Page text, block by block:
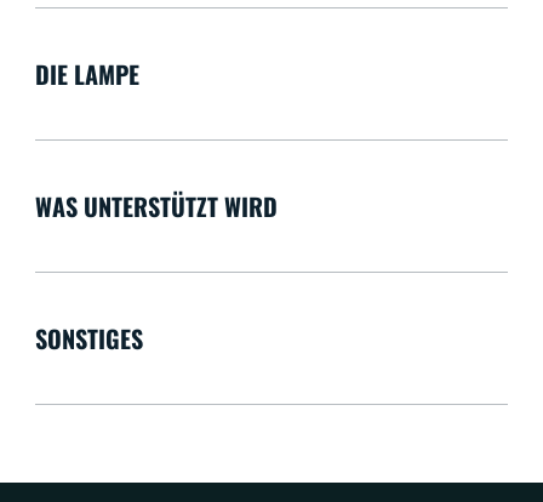
DIE LAMPE
WAS UNTERSTÜTZT WIRD
SONSTIGES